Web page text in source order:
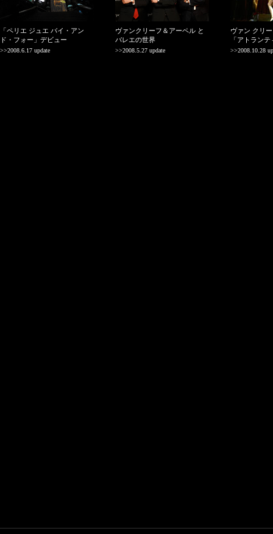
「ペリエ ジュエ バイ・アン
ド・フォー」デビュー
>>2008.6.17 update
ヴァンクリーフ＆アーペル と
バレエの世界
>>2008.5.27 update
ヴァン クリ
「アトラン
>>2008.10.28